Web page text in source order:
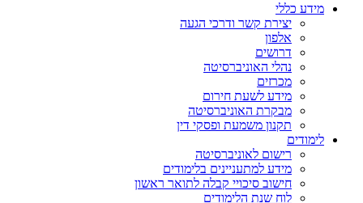
מידע כללי
יצירת קשר ודרכי הגעה
אלפון
דרושים
נהלי האוניברסיטה
מכרזים
מידע לשעת חירום
מבקרת האוניברסיטה
תקנון משמעת ופסקי דין
לימודים
רישום לאוניברסיטה
מידע למתעניינים בלימודים
חישוב סיכויי קבלה לתואר ראשון
לוח שנת הלימודים